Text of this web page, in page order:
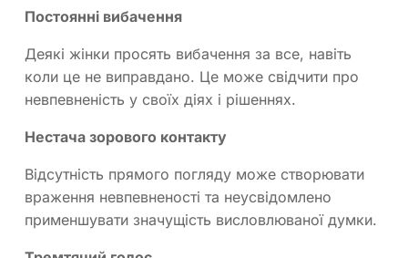
Постоянні вибачення
Деякі жінки просять вибачення за все, навіть
коли це не виправдано. Це може свідчити про
невпевненість у своїх діях і рішеннях.
Нестача зорового контакту
Відсутність прямого погляду може створювати
враження невпевненості та неусвідомлено
применшувати значущість висловлюваної думки.